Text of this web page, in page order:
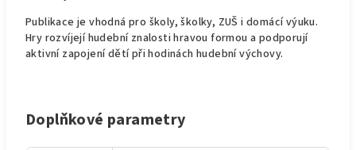
Publikace je vhodná pro školy, školky, ZUŠ i domácí výuku.
Hry rozvíjejí hudební znalosti hravou formou a podporují
aktivní zapojení dětí při hodinách hudební výchovy.
Doplňkové parametry